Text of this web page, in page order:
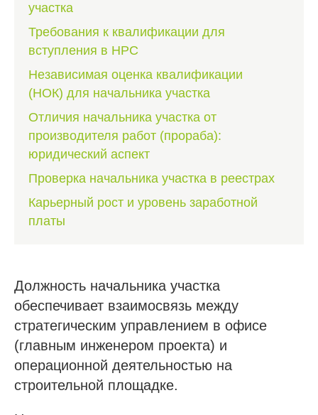
участка
Требования к квалификации для
вступления в НРС
Независимая оценка квалификации
(НОК) для начальника участка
Отличия начальника участка от
производителя работ (прораба):
юридический аспект
Проверка начальника участка в реестрах
Карьерный рост и уровень заработной
платы
Должность начальника участка
обеспечивает взаимосвязь между
стратегическим управлением в офисе
(главным инженером проекта) и
операционной деятельностью на
строительной площадке.